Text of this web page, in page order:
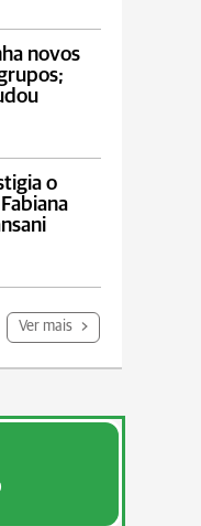
novos
o
Ver mais